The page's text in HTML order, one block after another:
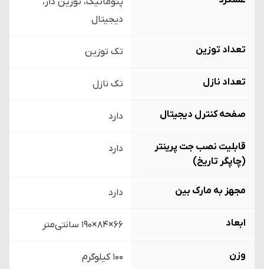
دیجیتال
تعداد توزین تک توزین
تعداد نازل تک نازل
صفحه کنترل دیجیتال دارد
قابلیت نصب جت پرینتر
(چاپگر تاریخ)
دارد
مجهز به مارک بین دارد
ابعاد 66×84×190 سانتی‌متر
وزن 100 کیلوگرم